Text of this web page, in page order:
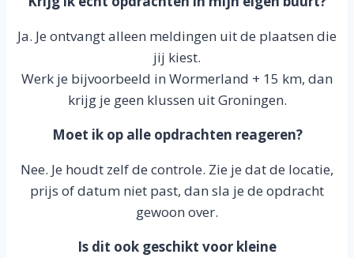
Ja. Je ontvangt alleen meldingen uit de plaatsen die
jij kiest.
Werk je bijvoorbeeld in Wormerland + 15 km, dan
krijg je geen klussen uit Groningen.
Moet ik op alle opdrachten reageren?
Nee. Je houdt zelf de controle. Zie je dat de locatie,
prijs of datum niet past, dan sla je de opdracht
gewoon over.
Is dit ook geschikt voor kleine